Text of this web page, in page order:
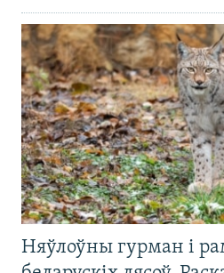
Няўлоўны гурман і